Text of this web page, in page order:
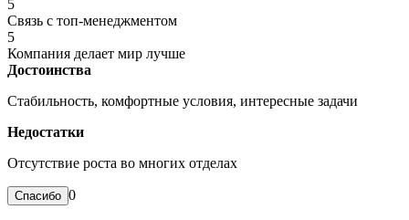
5
Связь с топ-менеджментом
5
Компания делает мир лучше
Достоинства
Стабильность, комфортные условия, интересные задачи
Недостатки
Отсутствие роста во многих отделах
0